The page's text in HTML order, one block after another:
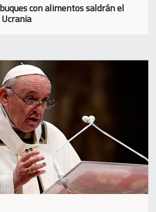
con alimentos saldrán el